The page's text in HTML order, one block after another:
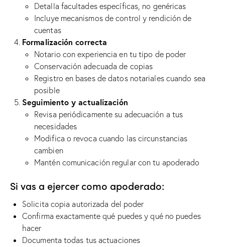
Detalla facultades específicas, no genéricas
Incluye mecanismos de control y rendición de
cuentas
Formalización correcta
Notario con experiencia en tu tipo de poder
Conservación adecuada de copias
Registro en bases de datos notariales cuando sea
posible
Seguimiento y actualización
Revisa periódicamente su adecuación a tus
necesidades
Modifica o revoca cuando las circunstancias
cambien
Mantén comunicación regular con tu apoderado
Si vas a ejercer como apoderado:
Solicita copia autorizada del poder
Confirma exactamente qué puedes y qué no puedes
hacer
Documenta todas tus actuaciones